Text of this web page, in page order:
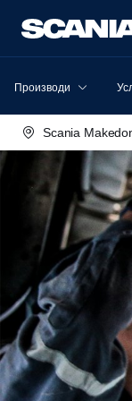
Производи
Scania